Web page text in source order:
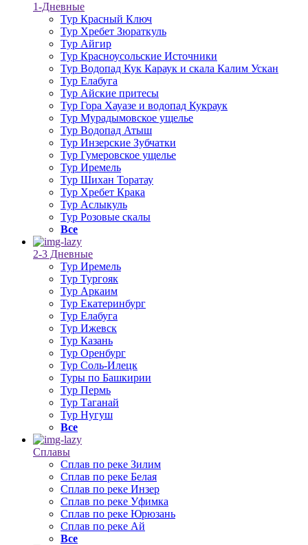
1-Дневные
Тур Красный Ключ
Тур Хребет Зюраткуль
Тур Айгир
Тур Красноусольские Источники
Тур Водопад Кук Караук и скала Калим Ускан
Тур Елабуга
Тур Айские притесы
Тур Гора Хауазе и водопад Кукраук
Тур Мурадымовское ущелье
Тур Водопад Атыш
Тур Инзерские Зубчатки
Тур Гумеровское ущелье
Тур Иремель
Тур Шихан Торатау
Тур Хребет Крака
Тур Аслыкуль
Тур Розовые скалы
Все
2-3 Дневные
Тур Иремель
Тур Тургояк
Тур Аркаим
Тур Екатеринбург
Тур Елабуга
Тур Ижевск
Тур Казань
Тур Оренбург
Тур Соль-Илецк
Туры по Башкирии
Тур Пермь
Тур Таганай
Тур Нугуш
Все
Сплавы
Сплав по реке Зилим
Сплав по реке Белая
Сплав по реке Инзер
Сплав по реке Уфимка
Сплав по реке Юрюзань
Сплав по реке Ай
Все